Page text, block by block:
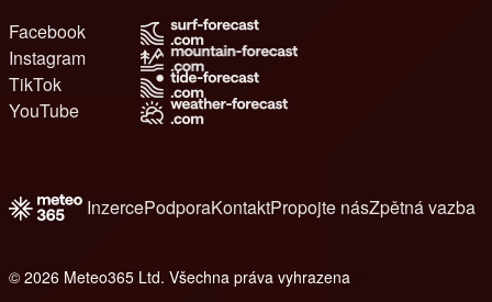
Facebook
Instagram
TikTok
YouTube
InzercePodporaKontaktPropojte násZpětná vazba
© 2026 Meteo365 Ltd. Všechna práva vyhrazena